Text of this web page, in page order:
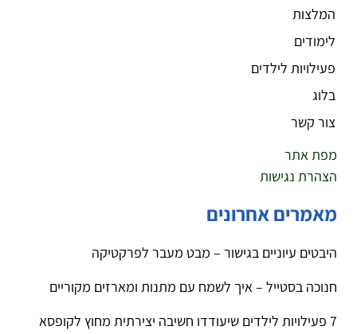
המלצות
לימודים
פעילויות לילדים
בלוג
צור קשר
מפת אתר
הצהרת נגישות
מאמרים אחרונים
היבטים עיוניים בגישור – מבט מעבר לפרקטיקה
חנוכה בסטייל – איך לשמח עם מתנות ומארזים מקוריים
7 פעילויות לילדים שיעודדו חשיבה יצירתית מחוץ לקופסא